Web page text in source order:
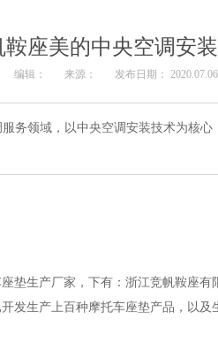
鞍座美的中央空调安
编辑： 来源： 发布日期： 2020.07.06
务领域，以中央空调安装技术为核
垫生产厂家，下有：浙江竞帆鞍座
发生产上百种摩托车座垫产品，以